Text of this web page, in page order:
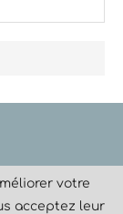
votre
acceptez leur